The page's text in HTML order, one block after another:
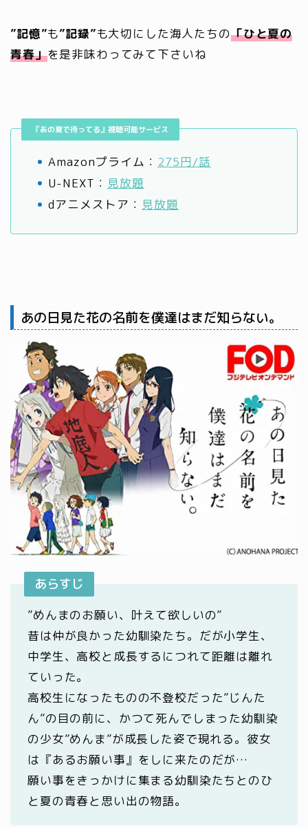
”記憶”も”記録”も大切にした海人たちの「ひと夏の
青春」を是非味わってみて下さいね
『あの夏で待ってる』視聴可能サービス
Amazonプライム： 275円/話
U-NEXT： 見放題
dアニメストア： 見放題
あの日見た花の名前を僕達はまだ知らない。
あらすじ
”めんまのお願い、叶えて欲しいの”
昔は仲が良かった幼馴染たち。だが小学生、
中学生、高校と成長するにつれて距離は離れ
ていった。
高校生になったものの不登校だった”じんた
ん”の目の前に、かつて死んでしまった幼馴染
の少女”めんま”が成長した姿で現れる。彼女
は『あるお願い事』をしに来たのだが…
願い事をきっかけに集まる幼馴染たちとのひ
と夏の青春と思い出の物語。